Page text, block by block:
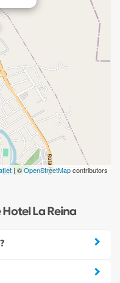
| ©OpenStreetMapcontributors
La Reina